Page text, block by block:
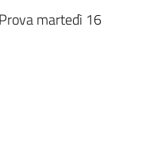
martedì 16